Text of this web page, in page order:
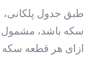
سکه باشد، مشمول